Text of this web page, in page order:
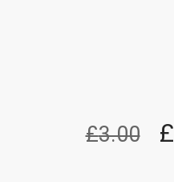
£3.00 £